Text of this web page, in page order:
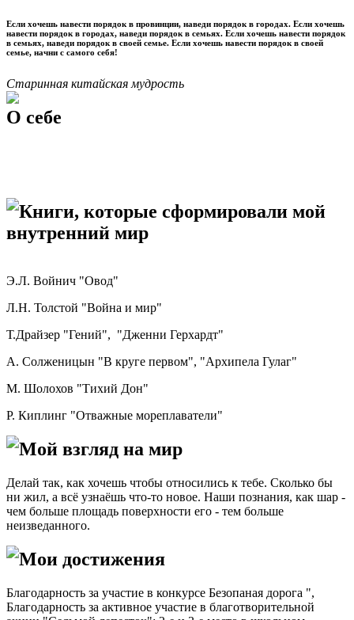
Если хочешь навести порядок в провинции, наведи порядок в городах. Если хочешь
навести порядок в городах, наведи порядок в семьях. Если хочешь навести порядок
в семьях, наведи порядок в своей семье. Если хочешь навести порядок в своей
семье, начни с самого себя!
Старинная китайская мудрость
О себе
Книги, которые сформировали мой
внутренний мир
Э.Л. Войнич "Овод"
Л.Н. Толстой "Война и мир"
Т.Драйзер "Гений", "Дженни Герхардт"
А. Солженицын "В круге первом", "Архипела Гулаг"
М. Шолохов "Тихий Дон"
Р. Киплинг "Отважные мореплаватели"
Мой взгляд на мир
Делай так, как хочешь чтобы относились к тебе. Сколько бы
ни жил, а всё узнаёшь что-то новое. Наши познания, как шар -
чем больше площадь поверхности его - тем больше
неизведанного.
Мои достижения
Благодарность за участие в конкурсе Безопаная дорога ",
Благодарность за активное участие в благотворительной